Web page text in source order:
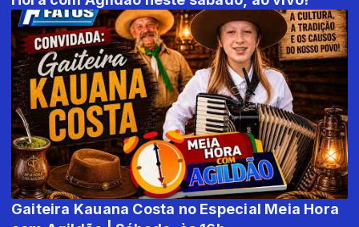
Gaiteira Kauana Costa no Especial Meia Hora